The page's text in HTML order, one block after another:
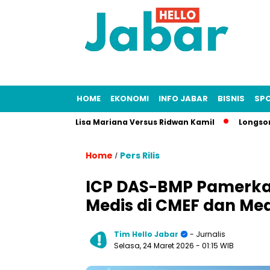
HOME EKONOMI INFO JABAR BISNIS
Fitnah Lisa Mariana Versus Ridwan Kamil Longsor
Home / Pers Rilis
ICP DAS-BMP
Medis di CMEF dan
Tim Hello Jabar
- Jurnalis
Selasa, 24 Maret 2026 - 01:15 WIB